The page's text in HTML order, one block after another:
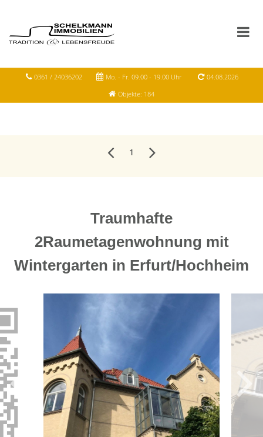
0361 / 24036202 Mo. - Fr. 09.00 - 19.00 Uhr
04.08.2026
Objekte: 184
1
Traumhafte
2Raumetagenwohnung mit
Wintergarten in Erfurt/Hochheim